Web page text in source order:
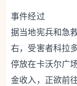
事件经过
据当地宪兵和急
右，受害者科拉
停放在卡沃尔广
金收入，正欲前